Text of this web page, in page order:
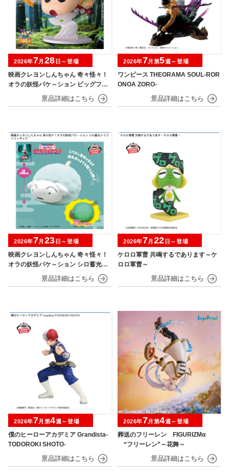
映画クレヨンしんちゃん 奇々怪々！
オラの妖怪バケ～ション ビッグフィ
ギュア～野原しんのすけ～
2026年7月 28 日～登場
ワンピース THEORAMA SOUL-ROR
ONOA ZORO-
2026年7月第5週～登場
映画クレヨンしんちゃん 奇々怪々！
オラの妖怪バケ～ション シロ蓄光シ
リコンフィギュア
2026年7月 23 日～登場
ケロロ軍曹 共鳴するであります～ケ
ロロ軍曹～
2026年7月 22 日～登場
僕のヒーローアカデミア Grandista-
TODOROKI SHOTO-
2026年7月第4週～登場
葬送のフリーレン FIGURIZMα
“フリーレン”～花舞～
2026年7月第4週～登場